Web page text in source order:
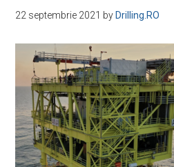
22 septembrie 2021 by Drilling.RO